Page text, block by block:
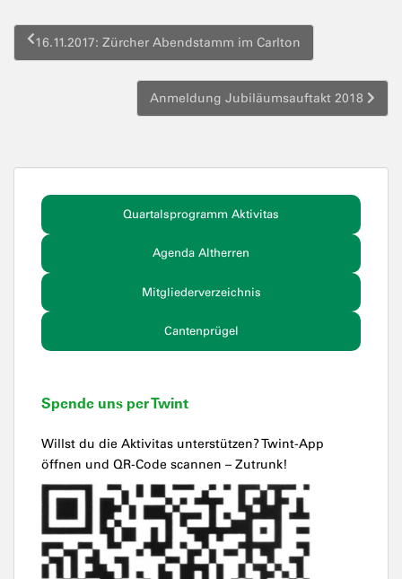
Beitragsnavigation
16.11.2017: Zürcher Abendstamm im Carlton
Anmeldung Jubiläumsauftakt 2018
Quartalsprogramm Aktivitas
Agenda Altherren
Mitgliederverzeichnis
Cantenprügel
Spende uns per Twint
Willst du die Aktivitas unterstützen? Twint-App
öffnen und QR-Code scannen – Zutrunk!